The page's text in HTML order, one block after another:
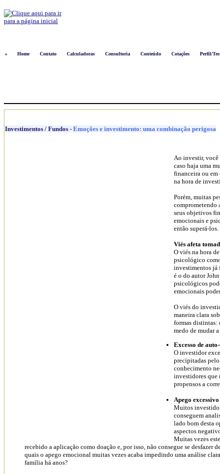
»
Home Contato Calculadoras Consultoria Conteúdo Cotações Perfil/
Investimentos / Fundos - Emoções e investimento: uma combinação perigosa
Ao investir, você
caso haja uma
financeira ou em
na hora de
Porém, muitas
comprometendo
seus objetivos
emocionais e
então superá-los.
Viés afeta
O viés na hora
psicológico
investimentos já
é o do autor
psicológicos
emocionais
O viés do
maneira clara
formas distintas:
medo de mudar
Excesso de
O investidor
precipitadas
conhecimento
investidores que
propensos a
Apego excessivo
Muitos
conseguem
lado bom desta
aspectos
Muitas vezes
recebido a aplicação como doação e, por isso, não consegue se desfazer
quais o apego emocional muitas vezes acaba impedindo uma análise
família há anos?